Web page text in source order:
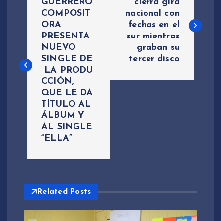
e
n
GUERRERO
COMPOSIT
ORA
PRESENTA
NUEVO
SINGLE DE
LA PRODU
CCIÓN,
QUE LE DA
TÍTULO AL
ÁLBUM Y
AL SINGLE
“ELLA”
cierra gira
nacional con
fechas en el
sur mientras
graban su
tercer disco
Related Posts